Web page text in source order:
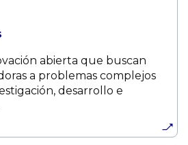
abierta que buscan
a problemas complejos
desarrollo e